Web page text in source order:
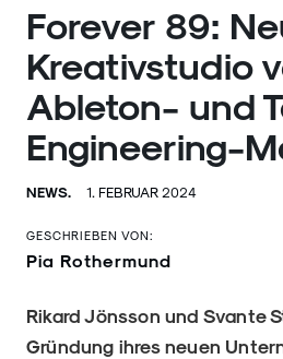
Forever 89:
Kreativstudio
Ableton- und
Engineering-
NEWS. 1. FEBRUAR 2024
GESCHRIEBEN VON:
Pia Rothermund
Rikard Jönsson und Svante
Gründung ihres neuen